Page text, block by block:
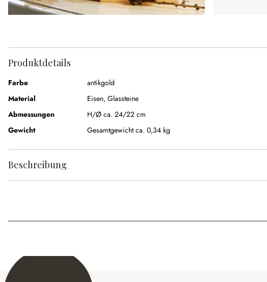
Produktdetails
Farbe
antikgold
Material
Eisen, Glassteine
Abmessungen
H/Ø ca. 24/22 cm
Gewicht
Gesamtgewicht ca. 0,34 kg
Beschreibung